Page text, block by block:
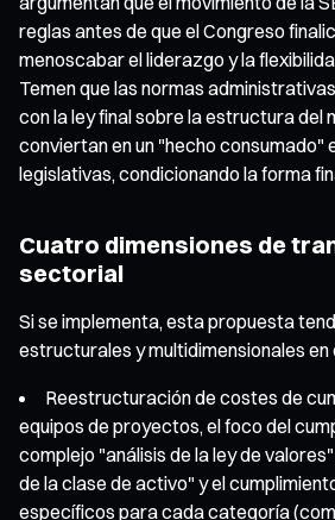
reglas antes de que el Congreso
menoscabar el liderazgo y la
Temen que las normas
con la ley final sobre la estructura del
conviertan en un "hecho consumado"
legislativas, condicionando la forma
Cuatro dimensiones de
sectorial
Si se implementa, esta propuesta
estructurales y multidimensionales
Reestructuración de costes de
equipos de proyectos, el foco del
complejo "análisis de la ley de
de la clase de activo" y el
específicos para cada categoría